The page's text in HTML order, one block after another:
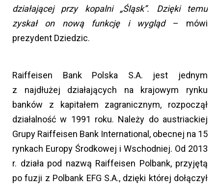
działającej przy kopalni „Śląsk”. Dzięki temu
zyskał on nową funkcję i wygląd– mówi
prezydent Dziedzic.
Raiffeisen Bank Polska S.A. jest jednym
z najdłużej działających na krajowym rynku
banków z kapitałem zagranicznym, rozpoczął
działalność w 1991 roku. Należy do austriackiej
Grupy Raiffeisen Bank International, obecnej na 15
rynkach Europy Środkowej i Wschodniej. Od 2013
r. działa pod nazwą Raiffeisen Polbank, przyjętą
po fuzji z Polbank EFG S.A., dzięki której dołączył